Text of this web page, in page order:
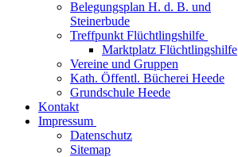
Belegungsplan H. d. B. und
Steinerbude
Treffpunkt Flüchtlingshilfe
Marktplatz Flüchtlingshilfe
Vereine und Gruppen
Kath. Öffentl. Bücherei Heede
Grundschule Heede
Kontakt
Impressum
Datenschutz
Sitemap